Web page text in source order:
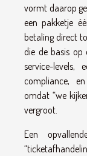
vormt daarop
een pakketje
betaling direct
die de basis op
service-
compliance,
omdat “we
vergroot.
Een